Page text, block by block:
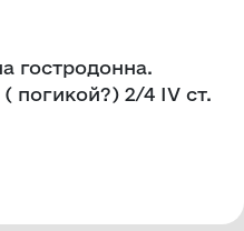
гостродонна.
погикой?) 2/4 ІV ст.